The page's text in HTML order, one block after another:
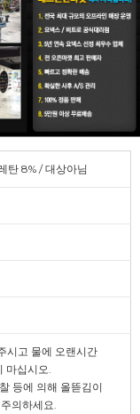
탄 8% / 대상아님
시고 물에 오랜시간
십시오.
등에 의해 올뜯김이
의하세요.